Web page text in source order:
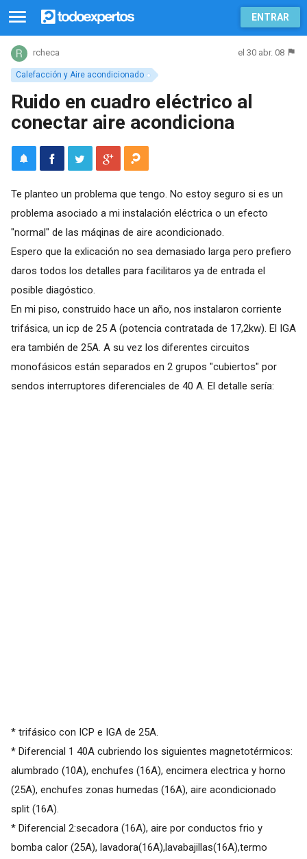
ENTRAR
Calefacción y Aire acondicionado
rcheca el 30 abr. 08
Ruido en cuadro eléctrico al
conectar aire acondiciona
Te planteo un problema que tengo. No estoy seguro si es un
problema asociado a mi instalación eléctrica o un efecto
"normal" de las máqinas de aire acondicionado.
Espero que la exlicación no sea demasiado larga pero prefiero
daros todos los detalles para facilitaros ya de entrada el
posible diagóstico.
En mi piso, construido hace un año, nos instalaron corriente
trifásica, un icp de 25 A (potencia contratada de 17,2kw). El IGA
era también de 25A. A su vez los diferentes circuitos
monofásicos están separados en 2 grupos "cubiertos" por
sendos interruptores diferenciales de 40 A. El detalle sería:
* trifásico con ICP e IGA de 25A.
* Diferencial 1 40A cubriendo los siguientes magnetotérmicos:
alumbrado (10A), enchufes (16A), encimera electrica y horno
(25A), enchufes zonas humedas (16A), aire acondicionado
split (16A).
* Diferencial 2:secadora (16A), aire por conductos frio y
bomba calor (25A), lavadora(16A),lavabajillas(16A),termo